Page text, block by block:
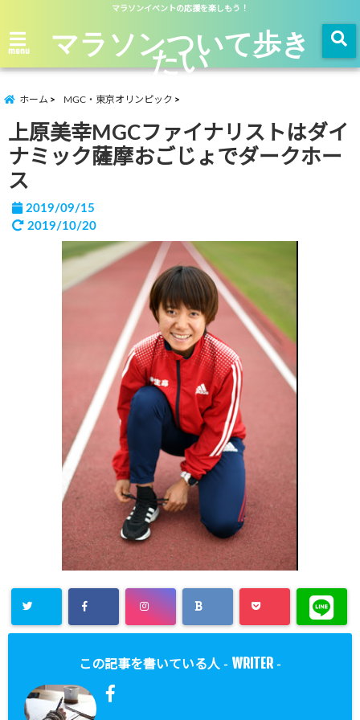
マラソンイベントの応援を楽しもう！
menu マラソンついて歩き
たい
ホーム MGC・東京オリンピック
上原美幸MGCファイナリストはダイ
ナミック薩摩おごじょでダークホー
ス
2019/09/15
2019/10/20
この記事を書いている人 - WRITER -